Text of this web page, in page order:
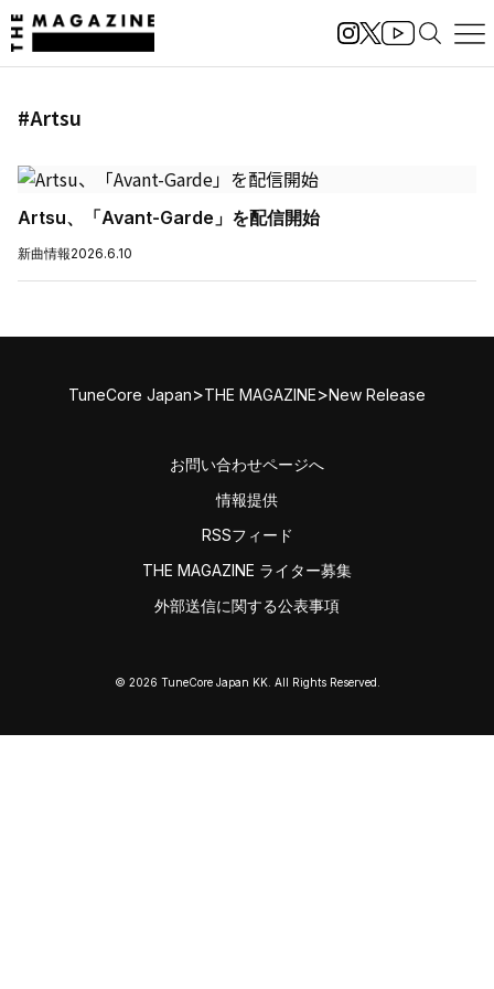
#Artsu
Artsu、「Avant-Garde」を配信開始
新曲情報2026.6.10
TuneCore Japan>THE MAGAZINE>New Release
お問い合わせページへ
情報提供
RSSフィード
THE MAGAZINE ライター募集
外部送信に関する公表事項
© 2026 TuneCore Japan KK. All Rights Reserved.